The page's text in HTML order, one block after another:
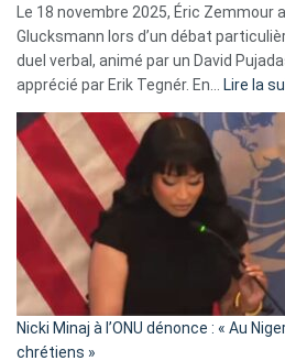
Le 18 novembre 2025, Éric Zemmour
Glucksmann lors d’un débat
duel verbal, animé par un David
apprécié par Erik Tegnér. En…
Lire la
Nicki Minaj à l’ONU dénonce : « Au
chrétiens »